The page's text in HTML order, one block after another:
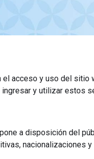
el acceso y uso del
ingresar y utilizar estos
pone a disposición del
nacionalizaciones